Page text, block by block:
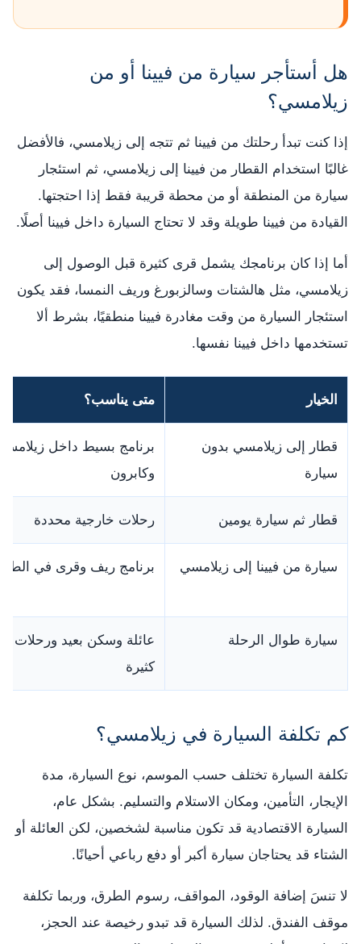
هل أستأجر سيارة من فيينا أو من
زيلامسي؟
إذا كنت تبدأ رحلتك من فيينا ثم تتجه إلى زيلامسي، فالأفضل
غالبًا استخدام القطار من فيينا إلى زيلامسي، ثم استئجار
سيارة من المنطقة أو من محطة قريبة فقط إذا احتجتها.
القيادة من فيينا طويلة وقد لا تحتاج السيارة داخل فيينا أصلًا.
أما إذا كان برنامجك يشمل قرى كثيرة قبل الوصول إلى
زيلامسي، مثل هالشتات وسالزبورغ وريف النمسا، فقد يكون
استئجار السيارة من وقت مغادرة فيينا منطقيًا، بشرط ألا
تستخدمها داخل فيينا نفسها.
الخيار متى يناسب؟
قطار إلى زيلامسي بدون
سيارة
برنامج بسيط داخل
وكابرون
قطار ثم سيارة يومين رحلات خارجية محددة
سيارة من فيينا إلى زيلامسي برنامج ريف وقرى في
سيارة طوال الرحلة
عائلة وسكن بعيد ورحلات
كثيرة
كم تكلفة السيارة في زيلامسي؟
تكلفة السيارة تختلف حسب الموسم، نوع السيارة، مدة
الإيجار، التأمين، ومكان الاستلام والتسليم. بشكل عام،
السيارة الاقتصادية قد تكون مناسبة لشخصين، لكن العائلة أو
الشتاء قد يحتاجان سيارة أكبر أو دفع رباعي أحيانًا.
لا تنسَ إضافة الوقود، المواقف، رسوم الطرق، وربما تكلفة
موقف الفندق. لذلك السيارة قد تبدو رخيصة عند الحجز،